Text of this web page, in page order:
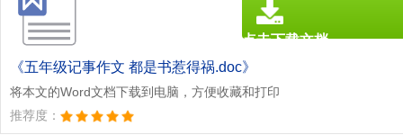
《五年级记事作文 都是书惹得祸.doc》
将本文的Word文档下载到电脑，方便收藏和打印
推荐度：
点击下载文档
文档为doc格式